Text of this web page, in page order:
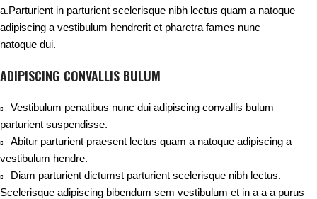
a.Parturient in parturient scelerisque nibh lectus quam a natoque
adipiscing a vestibulum hendrerit et pharetra fames nunc
natoque dui.
ADIPISCING CONVALLIS BULUM
Vestibulum penatibus nunc dui adipiscing convallis bulum
parturient suspendisse.
Abitur parturient praesent lectus quam a natoque adipiscing a
vestibulum hendre.
Diam parturient dictumst parturient scelerisque nibh lectus.
Scelerisque adipiscing bibendum sem vestibulum et in a a a purus